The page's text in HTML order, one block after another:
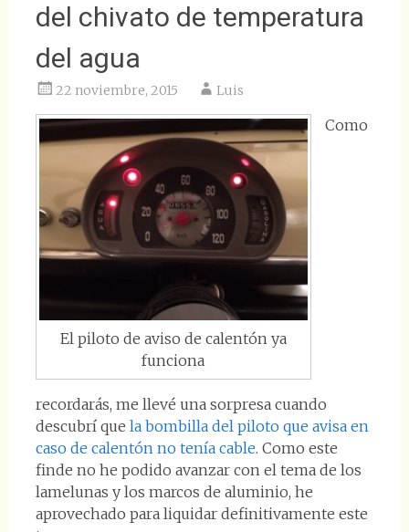
del chivato de temperatura
del agua
22 noviembre, 2015 Luis
El piloto de aviso de calentón ya
funciona
Como
recordarás, me llevé una sorpresa cuando
descubrí que la bombilla del piloto que avisa en
caso de calentón no tenía cable. Como este
finde no he podido avanzar con el tema de los
lamelunas y los marcos de aluminio, he
aprovechado para liquidar definitivamente este